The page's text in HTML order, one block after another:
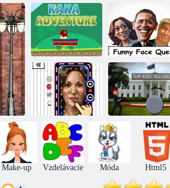
Kaká
dobrodružstvo
Zábavná quest
Face
Úloha: Zábavná
tvár
Trump Walk
With vzrušením
Make-up Vzdelávacie Móda Html5